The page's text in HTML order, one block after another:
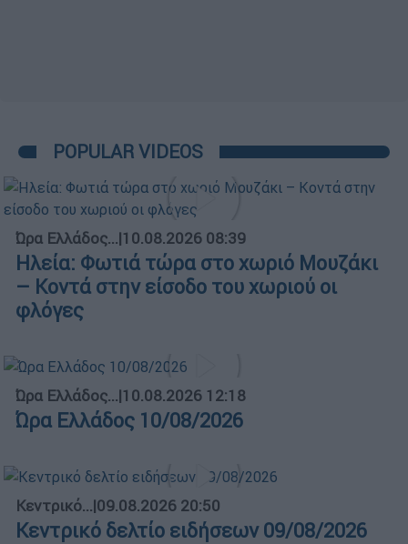
POPULAR VIDEOS
Ώρα Ελλάδος...|10.08.2026 08:39
Ηλεία: Φωτιά τώρα στο χωριό Μουζάκι
– Κοντά στην είσοδο του χωριού οι
φλόγες
Ώρα Ελλάδος...|10.08.2026 12:18
Ώρα Ελλάδος 10/08/2026
Κεντρικό...|09.08.2026 20:50
Κεντρικό δελτίο ειδήσεων 09/08/2026